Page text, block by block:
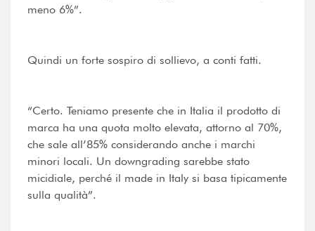
meno 6%”.
Quindi un forte sospiro di sollievo, a conti fatti.
“Certo. Teniamo presente che in Italia il prodotto di
marca ha una quota molto elevata, attorno al 70%,
che sale all’85% considerando anche i marchi
minori locali. Un downgrading sarebbe stato
micidiale, perché il made in Italy si basa tipicamente
sulla qualità”.